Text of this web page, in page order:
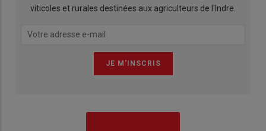
viticoles et rurales destinées aux agriculteurs de l'Indre.